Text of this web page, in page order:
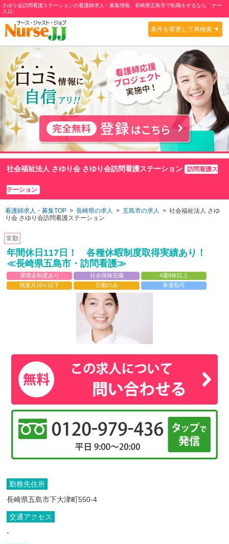
さゆり会訪問看護ステーションの看護師求人・募集情報、長崎県五島市で転職をするなら「ナー
スJJ」
条件を変更して再検索 ▼
社会福祉法人 さゆり会 さゆり会訪問看護ステーション 訪問看護ス
テーション
看護師求人・募集TOP > 長崎県の求人 > 五島市の求人 > 社会福祉法人 さゆ
り会 さゆり会訪問看護ステーション
常勤
年間休日117日！ 各種休暇制度取得実績あり！
≪長崎県五島市・訪問看護≫
退職金制度あり 社会保険完備
4週8休以上
残業月10ｈ以下
日勤のみ 車通勤可
勤務先住所
長崎県五島市下大津町550-4
交通アクセス
-